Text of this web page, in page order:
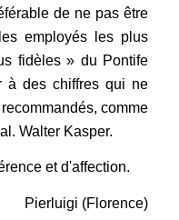
de ne pas être
employés les plus
fidèles » du Pontife
à des chiffres qui ne
comme
Walter Kasper.
et d'affection.
Pierluigi (Florence)